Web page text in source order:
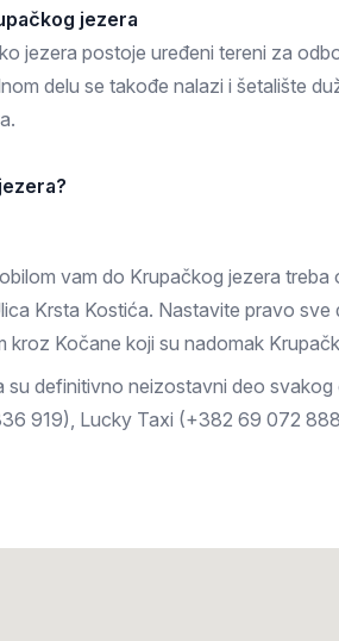
jezera
jezera postoje uređeni tereni za
delu se takođe nalazi i šetalište
vam do Krupačkog jezera
Krsta Kostića. Nastavite pravo
kroz Kočane koji su nadomak
definitivno neizostavni deo svakog
919), Lucky Taxi (+382 69 072